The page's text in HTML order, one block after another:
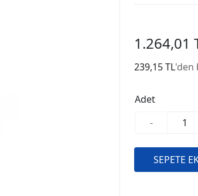
1.264,01
239,15 TL'den
Adet
-